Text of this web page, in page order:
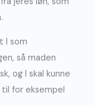
I som
så maden
og I skal kunne
for eksempel